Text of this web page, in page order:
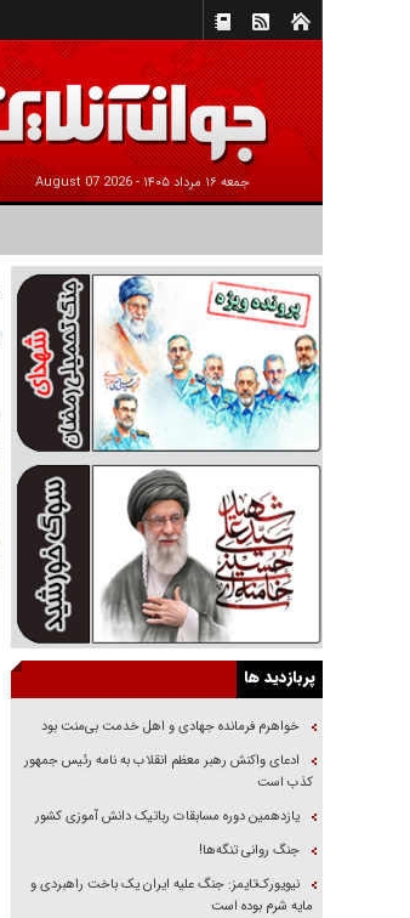
جمعه ۱۶ مرداد ۱۴۰۵ - 2026 August 07
پربازدید ها
خواهرم فرمانده جهادی و اهل خدمت بی‌منت بود
ادعای واکنش رهبر معظم انقلاب به نامه رئیس جمهور
کذب است
یازدهمین دوره مسابقات رباتیک دانش آموزی کشور
جنگ روانی تنگه‌ها!
نیویورک‌تایمز: جنگ علیه ایران یک باخت راهبردی و
مایه شرم بوده است